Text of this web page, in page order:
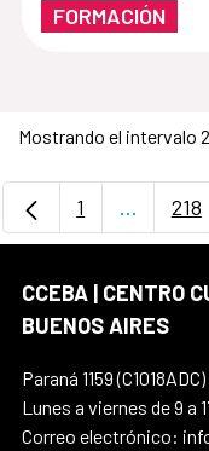
FORMACIÓN
Mostrando el intervalo
Página
1 ...Páginas
218
CCEBA | CENTRO
BUENOS AIRES
Paraná 1159
Lunes a viernes de 9 a
Correo electrónico: